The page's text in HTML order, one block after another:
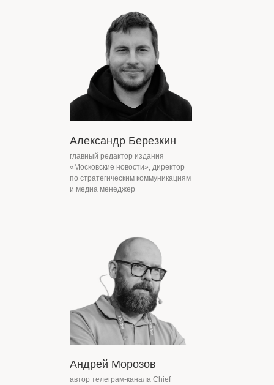
Александр Березкин
главный редактор издания
«Московские новости», директор
по стратегическим коммуникациям
и медиа менеджер
Андрей Морозов
автор телеграм-канала Chief
«Самая большая
человеческого общения»